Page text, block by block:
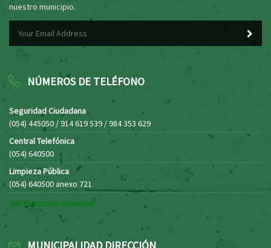
nuestro municipio.
NÚMEROS DE TELÉFONO
Seguridad Ciudadana
(054) 445050 / 914 619 539 / 984 353 629
Central Telefónica
(054) 640500
Limpieza Pública
(054) 640500 anexo 721
Ver directorio municipal
MUNICIPALIDAD DIRECCIÓN